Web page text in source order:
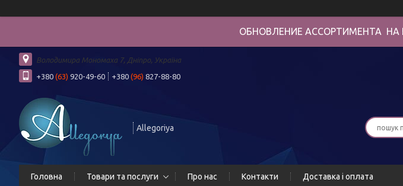
ОБНОВЛЕНИЕ АССОРТИМЕНТА
Володимира Мономаха 7, Дніпро, Україна
+380 (63) 920-49-60 +380 (96) 827-88-80
Allegoriya
Головна Товари та послуги Про нас Контакти Доставка і оплата